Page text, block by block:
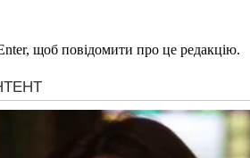
щоб повідомити про це редакцію.